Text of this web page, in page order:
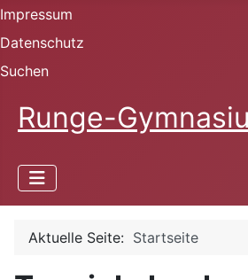
Impressum
Datenschutz
Suchen
Runge-
Aktuelle Seite: Startseite